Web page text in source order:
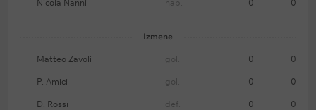
Nicola Nanni nap. 0 0
Izmene
Matteo Zavoli gol. 0 0
P. Amici gol. 0 0
D. Rossi def. 0 0